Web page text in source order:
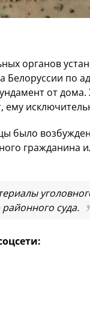
органов
Белоруссии по
от
ему
гражданина
суда.